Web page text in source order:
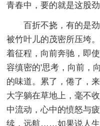
青春中，要的就是这股
百折不挠，有的是劲
被竹叶儿的茂密所压垮
着征程，向前奔驰，即
容缜密的'思考，向前，
的味道。累了，倦了，
大字躺在草地上，毫不
中流动，心中的愤怒与
续，远航……如果说人生